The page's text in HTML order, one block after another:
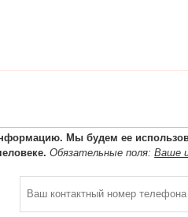
Мы будем ее
Обязательные поля:Ваше